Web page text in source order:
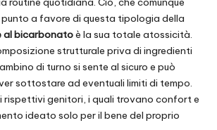
punto a favore di questa tipologia della
al bicarbonatoè la sua totale atossicità.
strutturale priva di ingredienti
di turno si sente al sicuro e può
sottostare ad eventuali limiti di tempo.
rispettivi genitori, i quali trovano confort e
ideato solo per il bene del proprio